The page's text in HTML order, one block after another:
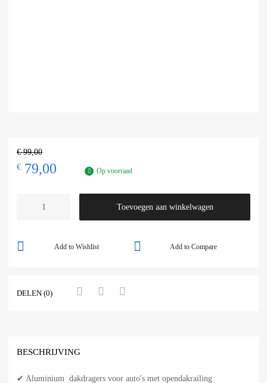
€99,00
€ 79,00 Op voorraad
Toevoegen aan winkelwagen
Add to Compare
Add to Wishlist
DELEN (0)
BESCHRIJVING
✔ Aluminium dakdragers voor auto's met opendakrailing.